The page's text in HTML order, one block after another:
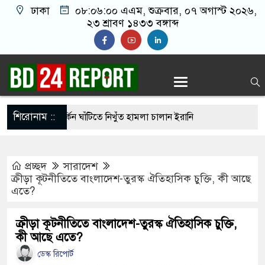
ঢাকা ০৮:০৬:০১ এএম, শুক্রবার, ০৭ অগাস্ট ২০২৬,
২৩ শ্রাবণ ১৪৩৩ বঙ্গাব্দ
শিরোনাম ::
ছাড়াই মার্কিন ঘাঁটিতে নিখুঁত হামলা চালান ইরানি
১০০ পরিবারকে নতুন ঘর দেবেন প্রধানমন্ত্রী
ছবি তুলে লন্ডনে বয়ফ্রেন্ডের কাছে পাঠাতেন
ছাত্রী
‘হাজারগুণ ভালো’ দেশ চালাচ্ছেন তারেক রহমান:
প্রচ্ছদ
সারাদেশ
ক্রীড়া কূটনীতিতে বাংলাদেশ-তুরস্ক ঐতিহাসিক চুক্তি, কী আছে
এতে?
ক্রীড়া কূটনীতিতে বাংলাদেশ-তুরস্ক ঐতিহাসিক চুক্তি,
কী আছে এতে?
ডেস্ক রিপোর্ট